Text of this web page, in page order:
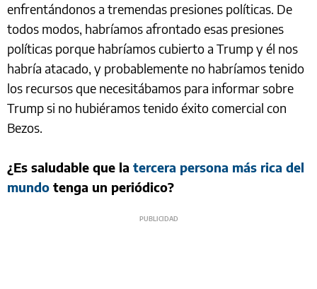
enfrentándonos a tremendas presiones políticas. De
todos modos, habríamos afrontado esas presiones
políticas porque habríamos cubierto a Trump y él nos
habría atacado, y probablemente no habríamos tenido
los recursos que necesitábamos para informar sobre
Trump si no hubiéramos tenido éxito comercial con
Bezos.
¿Es saludable que la tercera persona más rica del
mundo tenga un periódico?